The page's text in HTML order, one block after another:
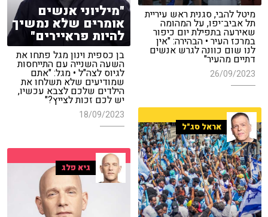
מיטל להבי, סגנית ראש עיריית
תל אביב־יפו, על המהומה
שאירעה בתפילת יום כיפור
במרכז העיר • הבהירה: "אין
לנו שום כוונה לגרש אנשים
דתיים מהעיר"
26/09/2023
"מיליוני אנשים
אומרים שלא נמשיך
להיות פראיירים"
בן כספית וינון מגל פתחו את
השעה השנייה עם התייחסות
לגיוס לצה"ל • מגל: "אתם
שמודיעים שלא תשלחו את
הילדים שלכם לצבא עכשיו,
יש לכם זכות לצייץ?"
18/09/2023
אראל סג"ל
גיא פלג